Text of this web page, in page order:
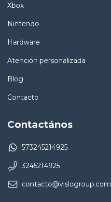
Xbox
Nintendo
Hardware
Atención personalizada
Blog
Contacto
Contactános
573245214925
3245214925
contacto@vislogroup.com